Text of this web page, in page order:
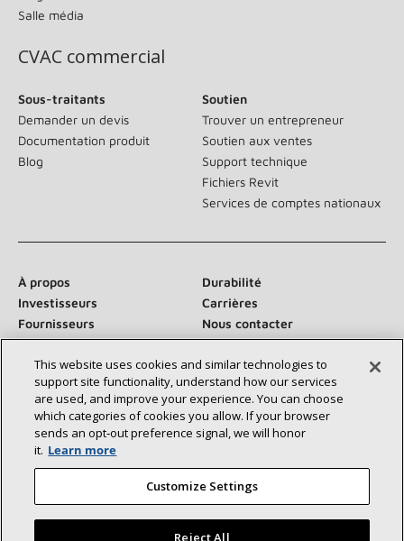
Salle média
CVAC commercial
Sous-traitants
Demander un devis
Documentation produit
Blog
Soutien
Trouver un entrepreneur
Soutien aux ventes
Support technique
Fichiers Revit
Services de comptes nationaux
À propos
Durabilité
Investisseurs
Carrières
Fournisseurs
Nous contacter
Salle de presse
Communiquez avec nous :
This website uses cookies and similar technologies to
support site functionality, understand how our services
are used, and improve your experience. You can choose
which categories of cookies you allow. If your browser
sends an opt‑out preference signal, we will honor
it. Learn more
Customize Settings
Reject All